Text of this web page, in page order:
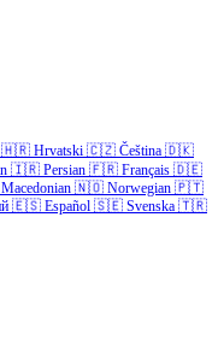
🇭🇷 Hrvatski 🇨🇿 Čeština 🇩🇰
🇮🇷 Persian 🇫🇷 Français 🇩🇪
Macedonian 🇳🇴 Norwegian 🇵🇹
🇪🇸 Español 🇸🇪 Svenska 🇹🇷